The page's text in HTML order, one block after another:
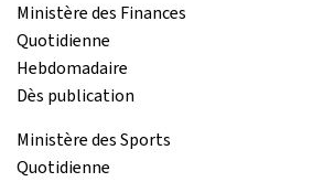
Ministère des Finances
Quotidienne
Hebdomadaire
Dès publication
Ministère des Sports
Quotidienne